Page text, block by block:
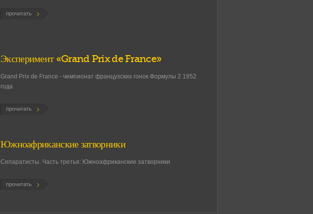
прочитать
Эксперимент «Grand Prix de France»
Grand Prix de France - чемпионат французских гонок Формулы 2 1952
года
прочитать
Южноафриканские затворники
Сепаратисты. Часть третья: Южноафриканские затворники
прочитать